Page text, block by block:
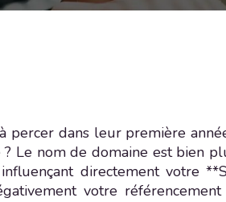
dans leur première
Le nom de domaine est bien
directement votre
votre